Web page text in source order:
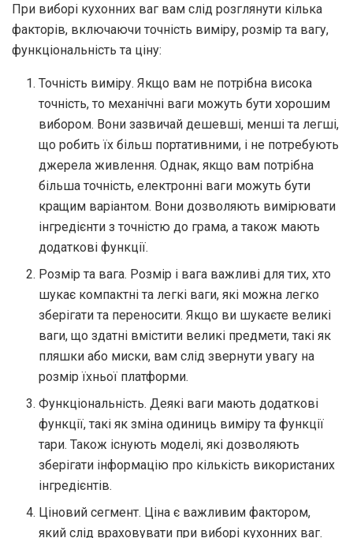
При виборі кухонних ваг вам слід розглянути кілька
факторів, включаючи точність виміру, розмір та вагу,
функціональність та ціну:
Точність виміру. Якщо вам не потрібна висока
точність, то механічні ваги можуть бути хорошим
вибором. Вони зазвичай дешевші, менші та легші,
що робить їх більш портативними, і не потребують
джерела живлення. Однак, якщо вам потрібна
більша точність, електронні ваги можуть бути
кращим варіантом. Вони дозволяють вимірювати
інгредієнти з точністю до грама, а також мають
додаткові функції.
Розмір та вага. Розмір і вага важливі для тих, хто
шукає компактні та легкі ваги, які можна легко
зберігати та переносити. Якщо ви шукаєте великі
ваги, що здатні вмістити великі предмети, такі як
пляшки або миски, вам слід звернути увагу на
розмір їхньої платформи.
Функціональність. Деякі ваги мають додаткові
функції, такі як зміна одиниць виміру та функції
тари. Також існують моделі, які дозволяють
зберігати інформацію про кількість використаних
інгредієнтів.
Ціновий сегмент. Ціна є важливим фактором,
який слід враховувати при виборі кухонних ваг.